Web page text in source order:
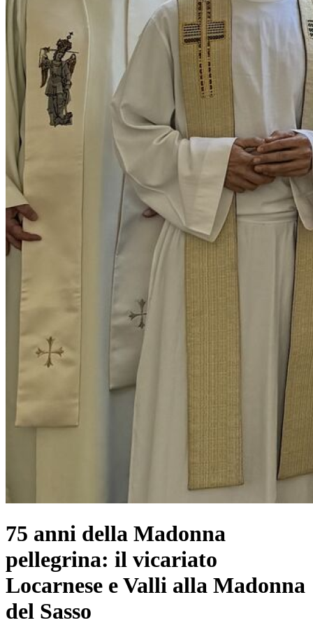
75 anni della Madonna
pellegrina: il vicariato
Locarnese e Valli alla Madonna
del Sasso